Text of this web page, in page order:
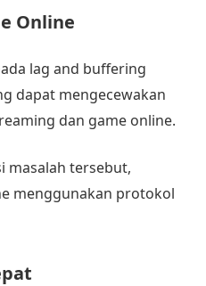
Online
lag and buffering
dapat mengecewakan
dan game online.
masalah tersebut,
menggunakan protokol